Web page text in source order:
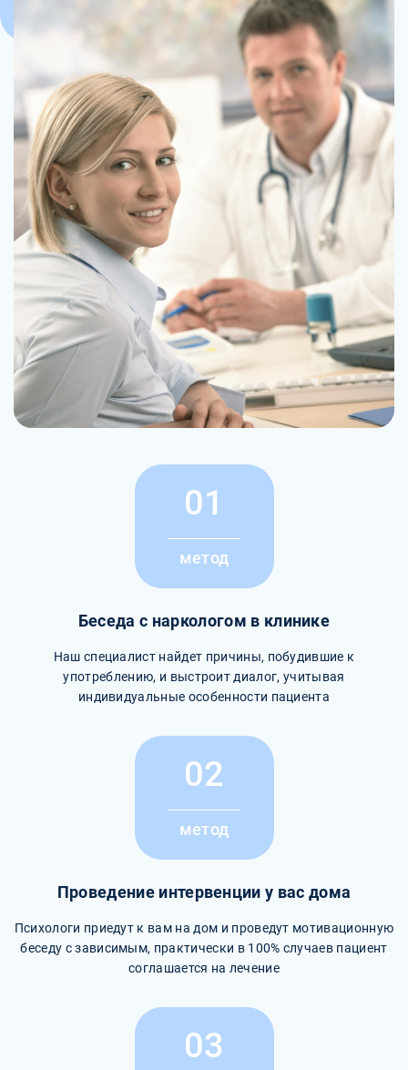
01
метод
Беседа с наркологом в клинике
Наш специалист найдет причины, побудившие к
употреблению, и выстроит диалог, учитывая
индивидуальные особенности пациента
02
метод
Проведение интервенции у вас дома
Психологи приедут к вам на дом и проведут мотивационную
беседу с зависимым, практически в 100% случаев пациент
соглашается на лечение
03